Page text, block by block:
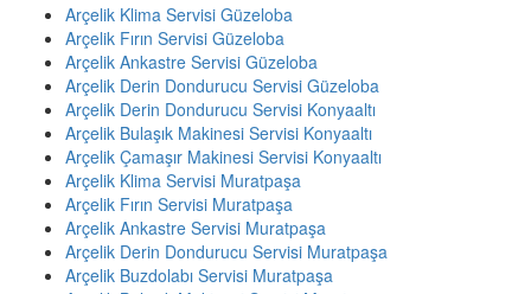
Arçelik Klima Servisi Güzeloba
Arçelik Fırın Servisi Güzeloba
Arçelik Ankastre Servisi Güzeloba
Arçelik Derin Dondurucu Servisi Güzeloba
Arçelik Derin Dondurucu Servisi Konyaaltı
Arçelik Bulaşık Makinesi Servisi Konyaaltı
Arçelik Çamaşır Makinesi Servisi Konyaaltı
Arçelik Klima Servisi Muratpaşa
Arçelik Fırın Servisi Muratpaşa
Arçelik Ankastre Servisi Muratpaşa
Arçelik Derin Dondurucu Servisi Muratpaşa
Arçelik Buzdolabı Servisi Muratpaşa